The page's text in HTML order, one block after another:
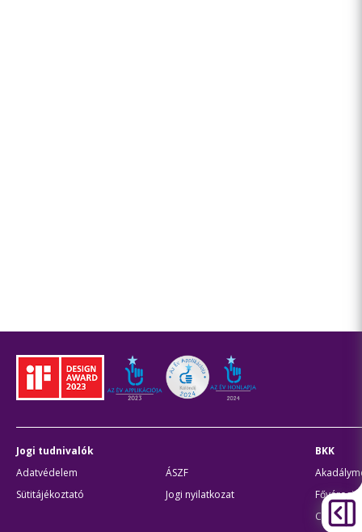
Jogi tudnivalók
Adatvédelem
ÁSZF
Sütitájékoztató
Jogi nyilatkozat
BKK
Fővárosi
Civil